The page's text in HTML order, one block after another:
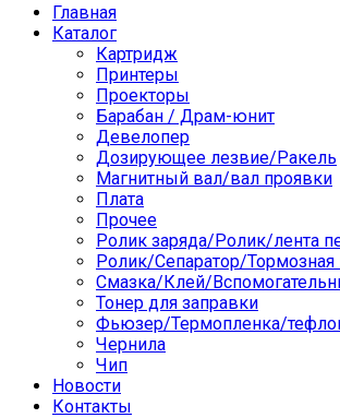
Главная
Каталог
Картридж
Принтеры
Проекторы
Барабан / Драм-юнит
Девелопер
Дозирующее лезвие/Ракель
Магнитный вал/вал проявки
Плата
Прочее
Ролик заряда/Ролик/лента
Ролик/Сепаратор/
Смазка/Клей/
Тонер для заправки
Фьюзер/Термопленка/
Чернила
Чип
Новости
Контакты